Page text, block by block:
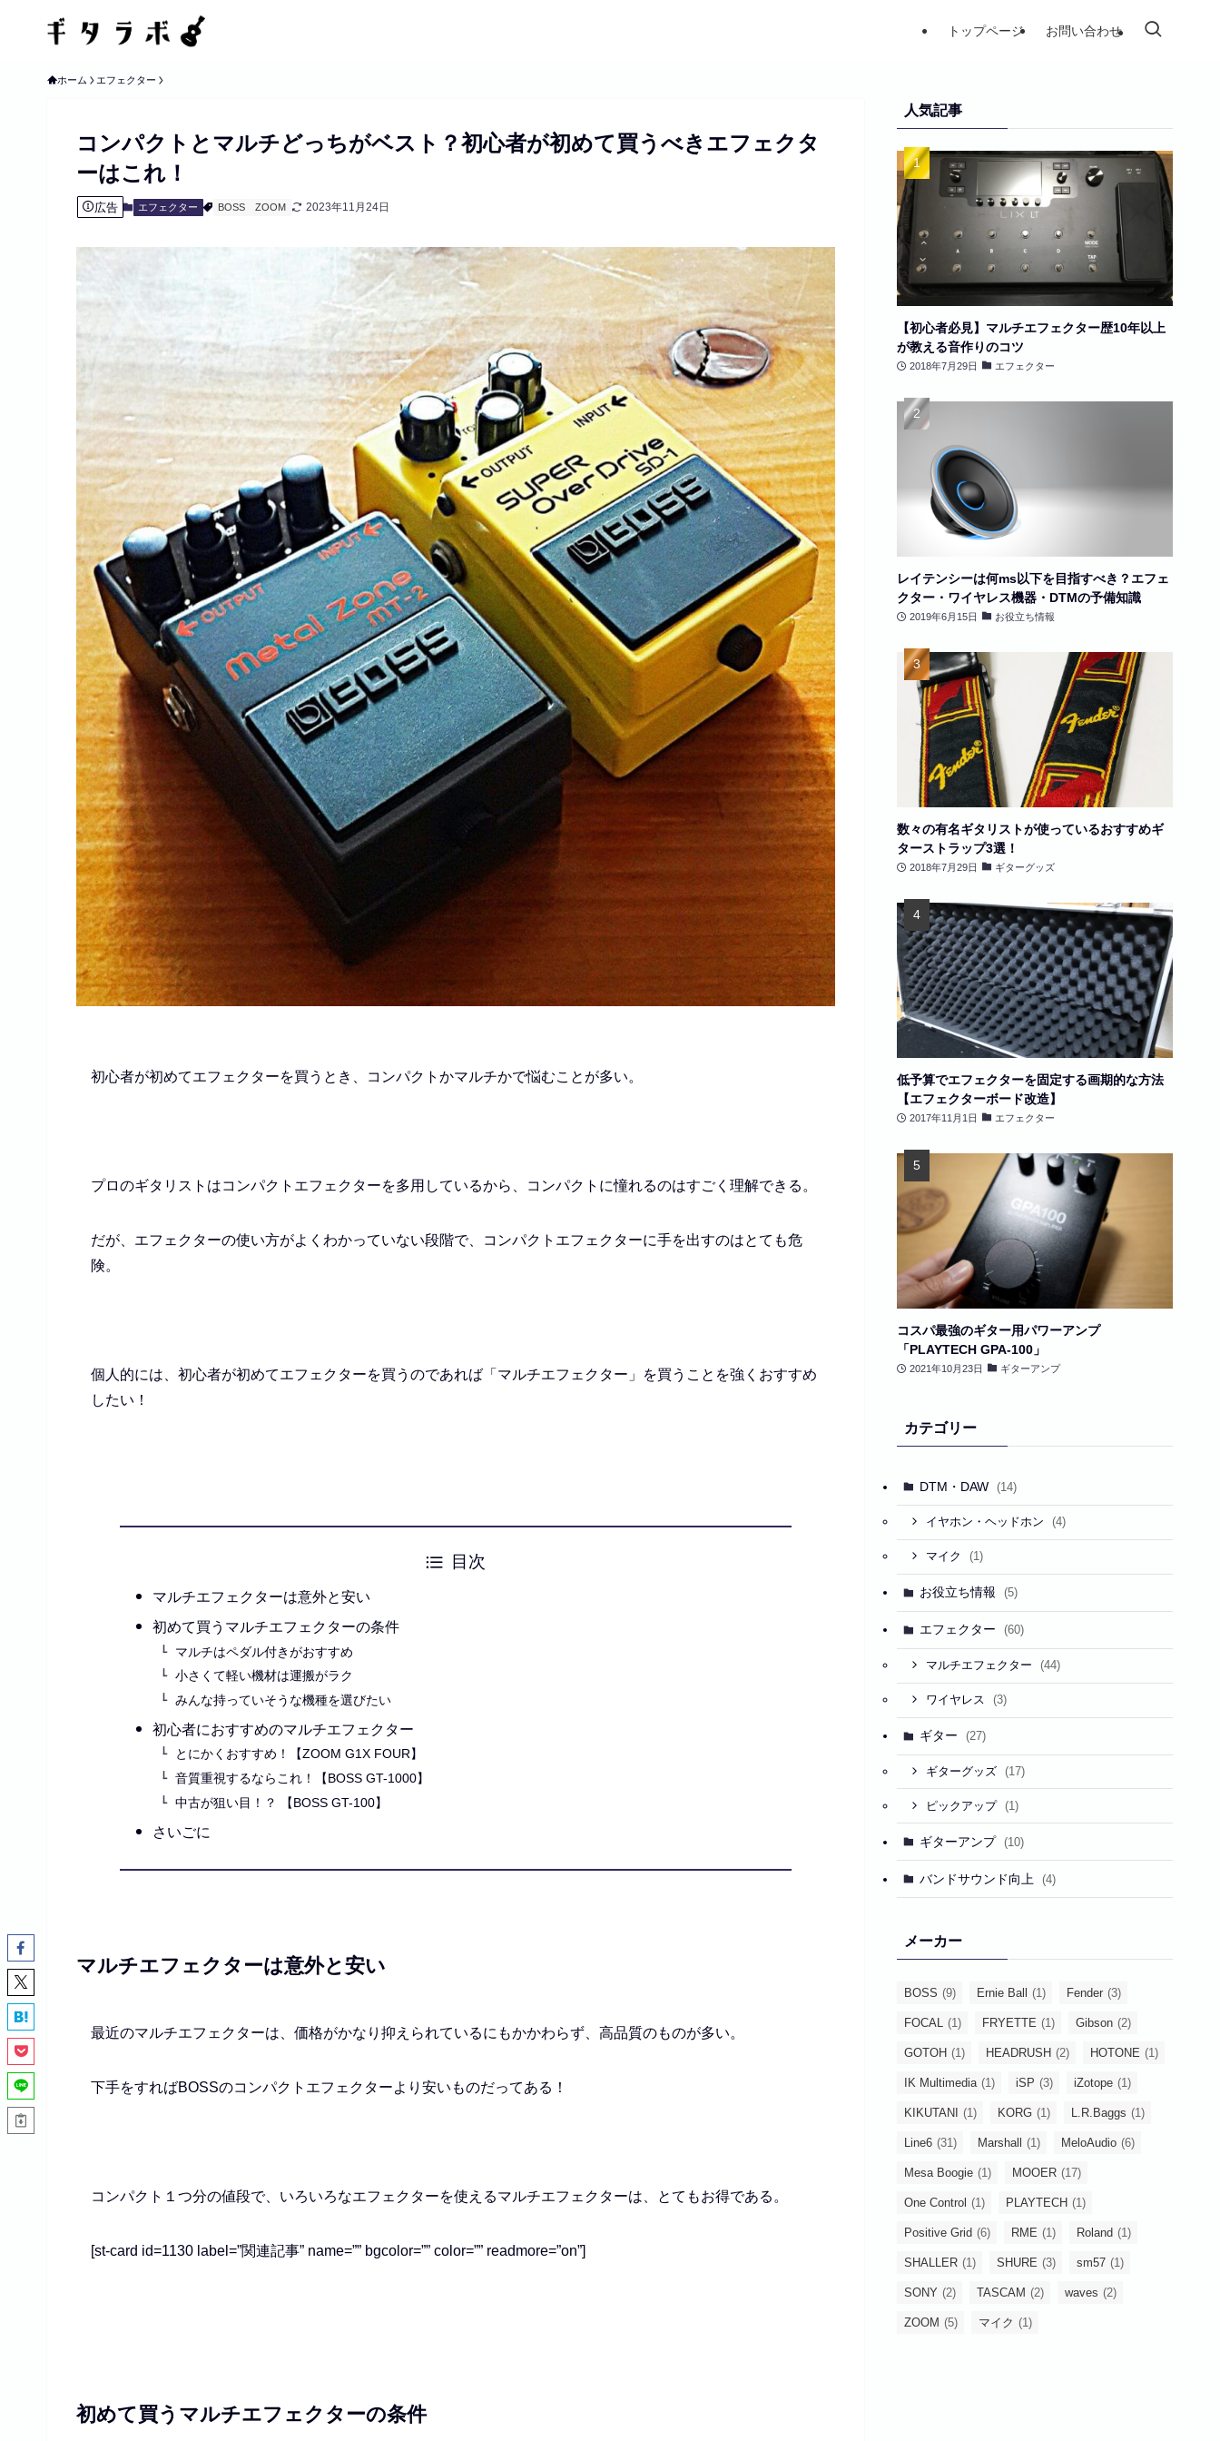
トップページ お問い合わせ
ホーム エフェクター
コンパクトとマルチどっちがベスト？初心者が初めて買うべきエフェクタ
ーはこれ！
広告 エフェクター BOSS ZOOM 2023年11月24日
初心者が初めてエフェクターを買うとき、コンパクトかマルチかで悩むことが多い。
プロのギタリストはコンパクトエフェクターを多用しているから、コンパクトに憧れるのはすごく理解できる。
だが、エフェクターの使い方がよくわかっていない段階で、コンパクトエフェクターに手を出すのはとても危
険。
個人的には、初心者が初めてエフェクターを買うのであれば 「マルチエフェクター」を買う ことを強くおすすめ
したい！
目次
マルチエフェクターは意外と安い
初めて買うマルチエフェクターの条件
マルチはペダル付きがおすすめ
小さくて軽い機材は運搬がラク
みんな持っていそうな機種を選びたい
初心者におすすめのマルチエフェクター
とにかくおすすめ！【ZOOM G1X FOUR】
音質重視するならこれ！【BOSS GT-1000】
中古が狙い目！？ 【BOSS GT-100】
さいごに
マルチエフェクターは意外と安い
最近のマルチエフェクターは、価格がかなり抑えられているにもかかわらず、高品質のものが多い。
下手をすればBOSSのコンパクトエフェクターより安いものだってある！
コンパクト１つ分の値段で、いろいろなエフェクターを使えるマルチエフェクターは、とてもお得である。
[st-card id=1130 label=”関連記事” name=”” bgcolor=”” color=”” readmore=”on”]
初めて買うマルチエフェクターの条件
人気記事
【初心者必見】マルチエフェクター歴10年以上
が教える音作りのコツ
2018年7月29日 エフェクター
レイテンシーは何ms以下を目指すべき？エフェ
クター・ワイヤレス機器・DTMの予備知識
2019年6月15日 お役立ち情報
数々の有名ギタリストが使っているおすすめギ
ターストラップ3選！
2018年7月29日 ギターグッズ
低予算でエフェクターを固定する画期的な方法
【エフェクターボード改造】
2017年11月1日 エフェクター
コスパ最強のギター用パワーアンプ
「PLAYTECH GPA-100」
2021年10月23日 ギターアンプ
カテゴリー
DTM・DAW (14)
イヤホン・ヘッドホン (4)
マイク (1)
お役立ち情報 (5)
エフェクター (60)
マルチエフェクター (44)
ワイヤレス (3)
ギター (27)
ギターグッズ (17)
ピックアップ (1)
ギターアンプ (10)
バンドサウンド向上 (4)
メーカー
BOSS (9) Ernie Ball (1) Fender (3)
FOCAL (1) FRYETTE (1) Gibson (2)
GOTOH (1) HEADRUSH (2) HOTONE (1)
IK Multimedia (1) iSP (3) iZotope (1)
KIKUTANI (1) KORG (1) L.R.Baggs (1)
Line6 (31) Marshall (1) MeloAudio (6)
Mesa Boogie (1) MOOER (17)
One Control (1) PLAYTECH (1)
Positive Grid (6) RME (1) Roland (1)
SHALLER (1) SHURE (3) sm57 (1)
SONY (2) TASCAM (2) waves (2)
ZOOM (5) マイク (1)